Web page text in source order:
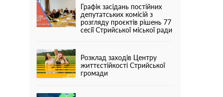
Графік засідань постійних
депутатських комісій з
розгляду проєктів рішень 77
сесії Стрийської міської ради
Розклад заходів Центру
життєстійкості Стрийської
громади